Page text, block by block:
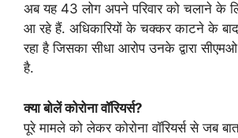
अब यह 43 लोग अपने परिवार को चलाने के
आ रहे हैं. अधिकारियों के चक्कर काटने के बाद
रहा है जिसका सीधा आरोप उनके द्वारा
है.
क्या बोलें कोरोना वॉरियर्स?
पूरे मामले को लेकर कोरोना वॉरियर्स से जब